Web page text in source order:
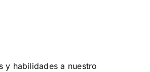
y habilidades a nuestro